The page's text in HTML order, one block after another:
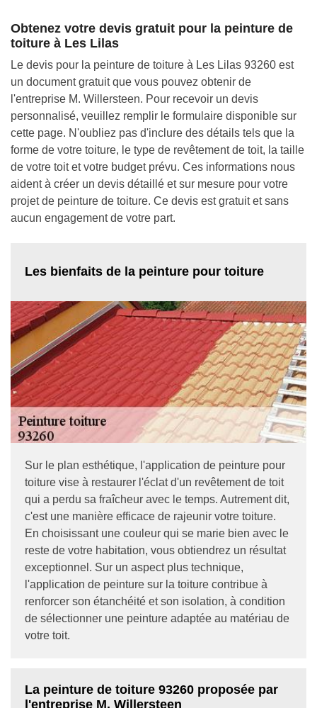
Obtenez votre devis gratuit pour la peinture de
toiture à Les Lilas
Le devis pour la peinture de toiture à Les Lilas 93260 est
un document gratuit que vous pouvez obtenir de
l'entreprise M. Willersteen. Pour recevoir un devis
personnalisé, veuillez remplir le formulaire disponible sur
cette page. N'oubliez pas d'inclure des détails tels que la
forme de votre toiture, le type de revêtement de toit, la taille
de votre toit et votre budget prévu. Ces informations nous
aident à créer un devis détaillé et sur mesure pour votre
projet de peinture de toiture. Ce devis est gratuit et sans
aucun engagement de votre part.
Les bienfaits de la peinture pour toiture
Sur le plan esthétique, l'application de peinture pour
toiture vise à restaurer l'éclat d'un revêtement de toit
qui a perdu sa fraîcheur avec le temps. Autrement dit,
c'est une manière efficace de rajeunir votre toiture.
En choisissant une couleur qui se marie bien avec le
reste de votre habitation, vous obtiendrez un résultat
exceptionnel. Sur un aspect plus technique,
l'application de peinture sur la toiture contribue à
renforcer son étanchéité et son isolation, à condition
de sélectionner une peinture adaptée au matériau de
votre toit.
La peinture de toiture 93260 proposée par
l'entreprise M. Willersteen